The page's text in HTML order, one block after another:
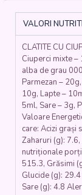
(făină,
ciuperci,
ceapă,
morcovi,
cașcaval,
parmezan,
cremă
brânză,
smântână
vegetală)
VALORI
CLATITE CU
Ciuperci mixte –
alba de grau
Parmezan –
10g, Lapte –
5ml, Sare – 3g,
Valoare
care: Acizi grași
Zaharuri (g):
nutriționale
515.3, Grăsimi
Glucide (g):
Sare (g): 4.8